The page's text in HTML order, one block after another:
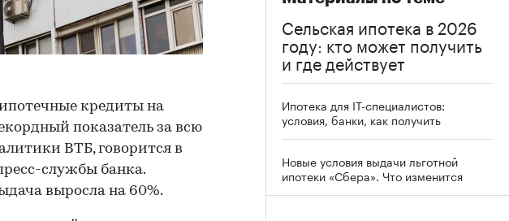
кредиты на
показатель за всю
ВТБ, говорится в
службы банка.
выросла на 60%.
Сельская ипотека в 2026
году: кто может получить
и где действует
Ипотека для IT-специалистов:
условия, банки, как получить
Новые условия выдачи льготной
ипотеки «Сбера». Что изменится